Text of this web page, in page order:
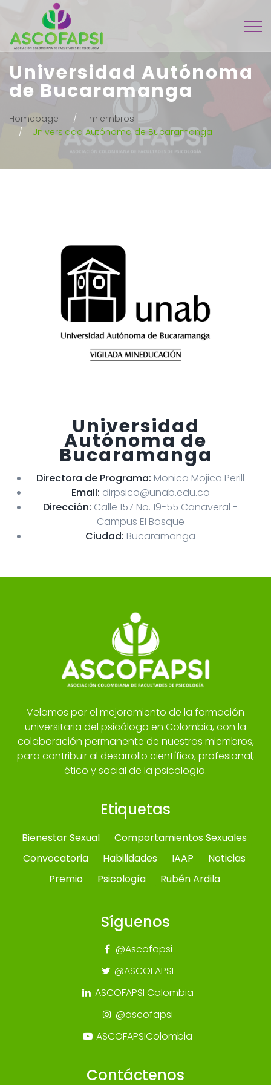
Universidad Autónoma
de Bucaramanga
Homepage
miembros
Universidad Autónoma de Bucaramanga
Universidad
Autónoma de
Bucaramanga
Directora de Programa: Monica Mojica Perill
Email: dirpsico@unab.edu.co
Dirección: Calle 157 No. 19-55 Cañaveral -
Campus El Bosque
Ciudad: Bucaramanga
Velamos por el mejoramiento de la formación
universitaria del psicólogo en Colombia, con la
colaboración permanente de nuestros miembros,
para contribuir al desarrollo científico, profesional,
ético y social de la psicología.
Etiquetas
Bienestar Sexual
Comportamientos Sexuales
Convocatoria
Habilidades IAAP
Noticias
Premio
Psicología Rubén Ardila
Síguenos
@Ascofapsi
@ASCOFAPSI
ASCOFAPSI Colombia
@ascofapsi
ASCOFAPSIColombia
Contáctenos